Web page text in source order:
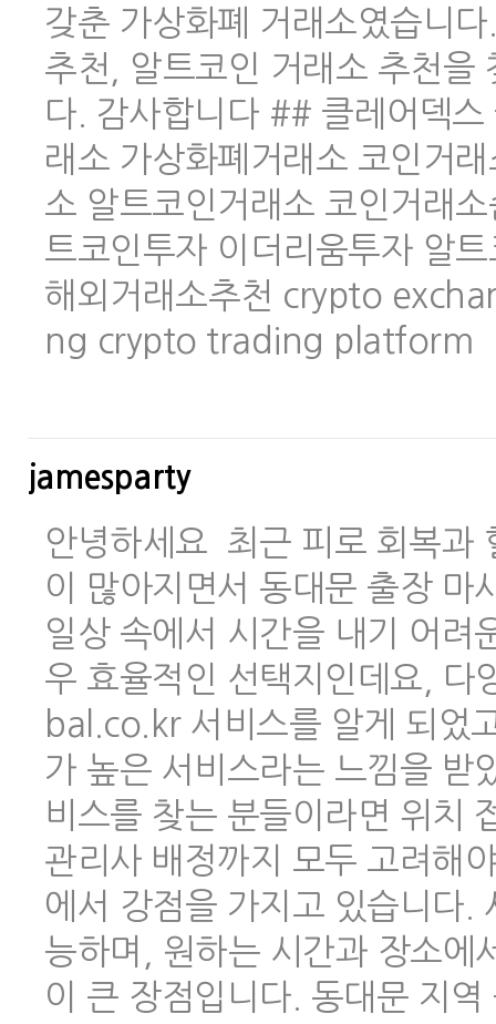
갖춘 가상화폐 거래소였습니
추천, 알트코인 거래소 추천을
다. 감사합니다 ## 클레어덱
래소 가상화폐거래소 코인거
소 알트코인거래소 코인거래
트코인투자 이더리움투자 알
해외거래소추천 crypto
ng crypto trading platform
jamesparty
안녕하세요 최근 피로 회복과
이 많아지면서 동대문 출장 마
일상 속에서 시간을 내기 어려
우 효율적인 선택지인데요,
bal.co.kr 서비스를 알게 되었
가 높은 서비스라는 느낌을 받
비스를 찾는 분들이라면 위치
관리사 배정까지 모두 고려해
에서 강점을 가지고 있습니다.
능하며, 원하는 시간과 장소에
이 큰 장점입니다. 동대문 지